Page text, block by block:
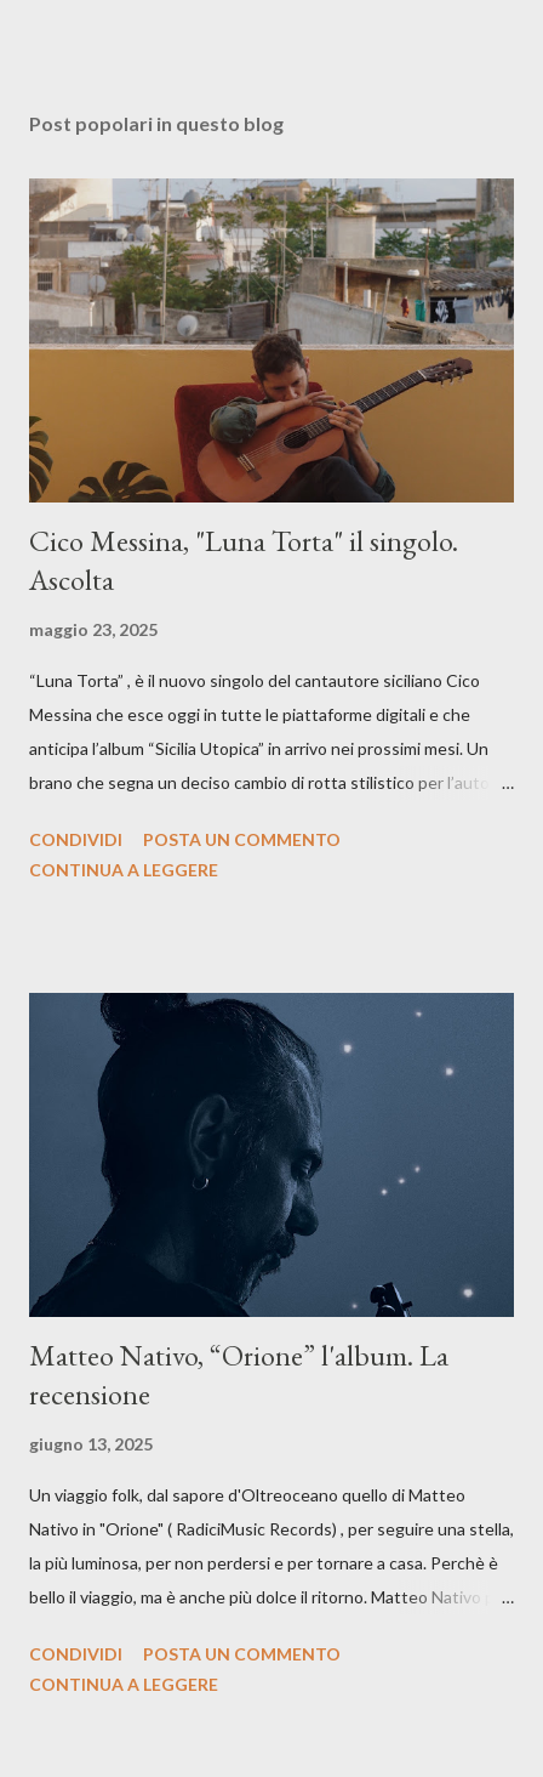
Post popolari in questo blog
Cico Messina, "Luna Torta" il singolo.
Ascolta
maggio 23, 2025
“Luna Torta” , è il nuovo singolo del cantautore siciliano Cico
Messina che esce oggi in tutte le piattaforme digitali e che
anticipa l’album “Sicilia Utopica” in arrivo nei prossimi mesi. Un
brano che segna un deciso cambio di rotta stilistico per l’autore
testo ibrido tra italiano e siciliano, e un’urgenza espressiva che
La canzone racconta la difficoltà di creare, e perfino di esistere,
sotto il peso della realtà. Ma lo fa cercando una via d’uscita, una
forma di assoluzione, nel vivere e nel suonare, nel trovare respiro
anche quando l’aria sembra farsi più densa. Il brano è anche una
dichiarazione d’intenti: Cico Messina apre il suo nuovo percorso
artistico con una composizi...
CONDIVIDI
POSTA UN COMMENTO
CONTINUA A LEGGERE
Matteo Nativo, “Orione” l'album. La
recensione
giugno 13, 2025
Un viaggio folk, dal sapore d'Oltreoceano quello di Matteo
Nativo in "Orione" ( RadiciMusic Records) , per seguire una stella,
la più luminosa, per non perdersi e per tornare a casa. Perchè è
bello il viaggio, ma è anche più dolce il ritorno. Matteo Nativo per
indubbiamente matura e consapevole oltre che con ottimi
CONDIVIDI
POSTA UN COMMENTO
CONTINUA A LEGGERE